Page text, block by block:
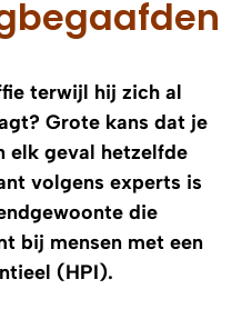
terwijl hij zich al
Grote kans dat je
elk geval hetzelfde
volgens experts is
die
bij mensen met een
(HPI).